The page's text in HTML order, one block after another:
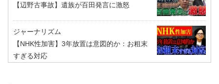
【辺野古事故】遺族が百田発言に激怒
ジャーナリズム
【NHK性加害】3年放置は意図的か：お粗末
すぎる対応